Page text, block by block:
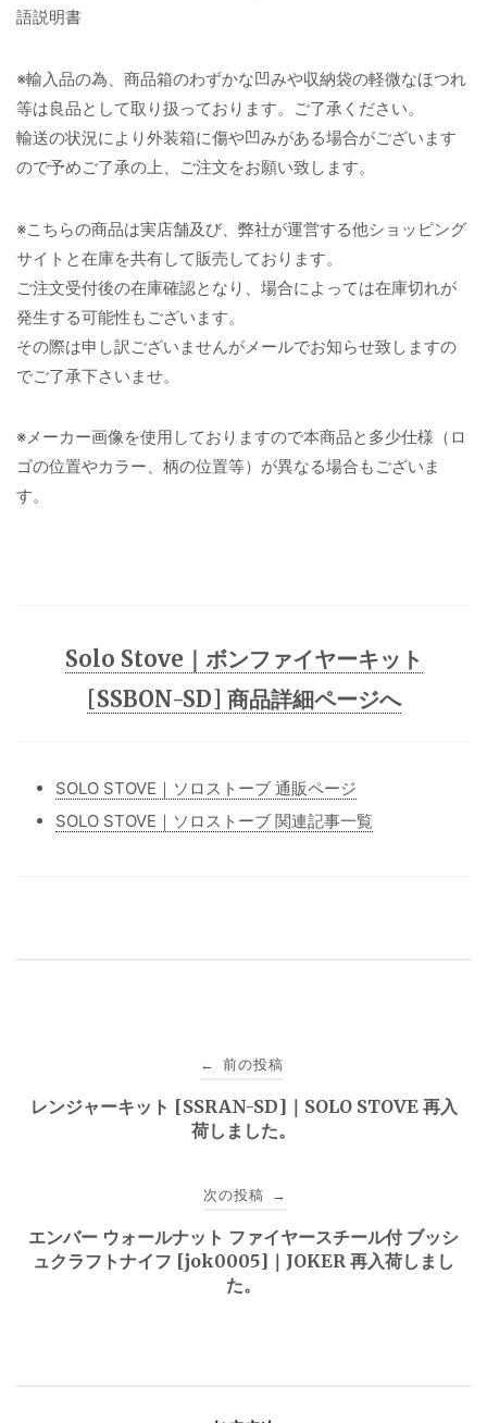
語説明書
※輸入品の為、商品箱のわずかな凹みや収納袋の軽微なほつれ
等は良品として取り扱っております。ご了承ください。
輸送の状況により外装箱に傷や凹みがある場合がございます
ので予めご了承の上、ご注文をお願い致します。
※こちらの商品は実店舗及び、弊社が運営する他ショッピング
サイトと在庫を共有して販売しております。
ご注文受付後の在庫確認となり、場合によっては在庫切れが
発生する可能性もございます。
その際は申し訳ございませんがメールでお知らせ致しますの
でご了承下さいませ。
※メーカー画像を使用しておりますので本商品と多少仕様（ロ
ゴの位置やカラー、柄の位置等）が異なる場合もございま
す。
Solo Stove｜ボンファイヤーキット
[SSBON-SD] 商品詳細ページへ
SOLO STOVE｜ソロストーブ 通販ページ
SOLO STOVE｜ソロストーブ 関連記事一覧
稿
ゲ
ー
← 前の投稿
レンジャーキット [SSRAN-SD]｜SOLO STOVE 再入
荷しました。
次の投稿 →
エンバー ウォールナット ファイヤースチール付 ブッシ
ュクラフトナイフ [jok0005]｜JOKER 再入荷しまし
た。